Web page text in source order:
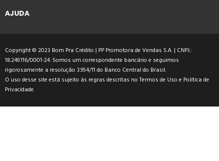
AJUDA
Copyright © 2023 Bom Pra Crédito | PP Promotora de Vendas S.A. | CNPJ.:
18.249.116/0001-24. Somos um correspondente bancário e seguimos
rigorosamente a resolução 3.954/11 do Banco Central do Brasil.
O uso desse site está sujeito às regras descritas noTermos de Uso e Política de
Privacidade.